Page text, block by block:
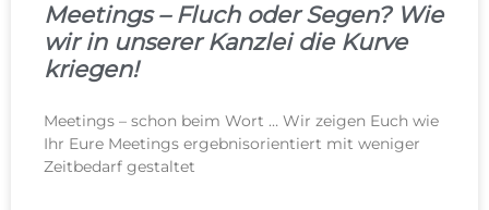
Meetings – Fluch oder Segen? Wie
wir in unserer Kanzlei die Kurve
kriegen!
Meetings – schon beim Wort … Wir zeigen Euch wie
Ihr Eure Meetings ergebnisorientiert mit weniger
Zeitbedarf gestaltet